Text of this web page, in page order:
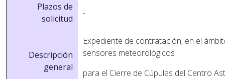
Plazos de
solicitud
-
Descripción
general
Expediente de contratación, en el
sensores meteorológicos
para el Cierre de Cúpulas del Centro